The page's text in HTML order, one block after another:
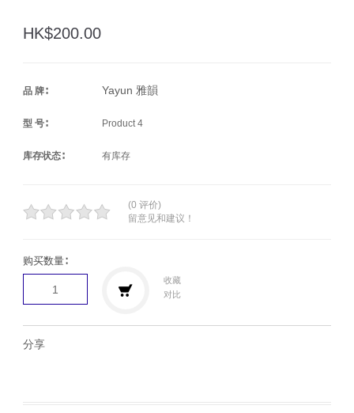
HK$200.00
品 牌∶ Yayun 雅韻
型 号∶ Product 4
库存状态∶ 有库存
(0 评价)
留意见和建议！
购买数量∶
收藏
对比
分享